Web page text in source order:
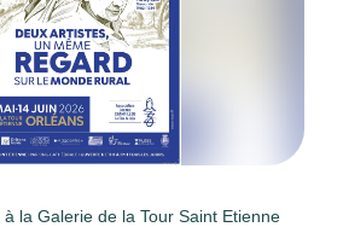
la Galerie de la Tour Saint Etienne